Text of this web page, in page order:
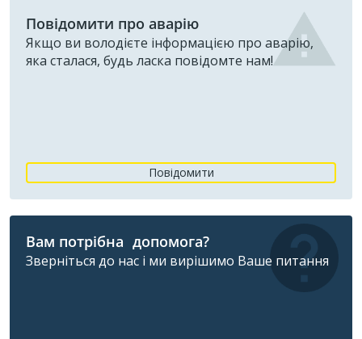
Повідомити про аварію
Якщо ви володієте інформацією про аварію,
яка сталася, будь ласка повідомте нам!
Повідомити
Вам потрібна допомога?
Зверніться до нас і ми вирішимо Ваше питання